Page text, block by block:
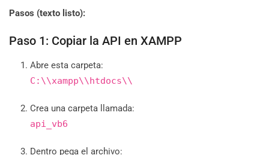
Pasos (texto listo):
Paso 1: Copiar la API en XAMPP
Abre esta carpeta:
C:\\xampp\\htdocs\\
Crea una carpeta llamada:
api_vb6
Dentro pega el archivo: